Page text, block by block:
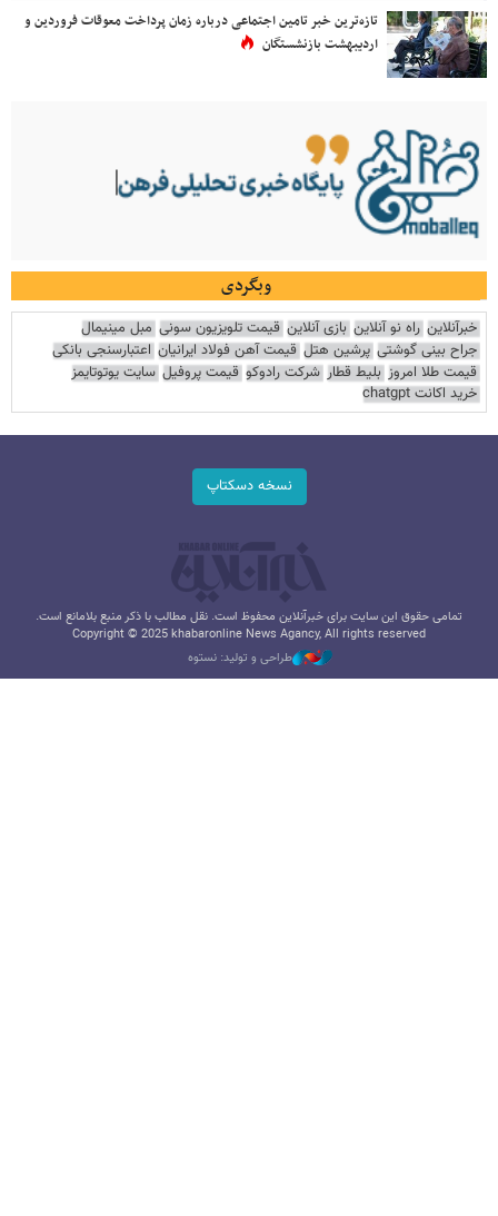
تازه‌ترین خبر تامین اجتماعی درباره زمان پرداخت معوقات فروردین و
اردیبهشت بازنشستگان
وبگردی
خبرآنلاین راه نو آنلاین بازی آنلاین قیمت تلویزیون سونی مبل مینیمال
جراح بینی گوشتی پرشین هتل قیمت آهن فولاد ایرانیان اعتبارسنجی بانکی
قیمت طلا امروز بلیط قطار شرکت رادوکو قیمت پروفیل سایت یوتوتایمز
خرید اکانت chatgpt
نسخه دسکتاپ
تمامی حقوق این سایت برای خبرآنلاین محفوظ است. نقل مطالب با ذکر منبع بلامانع است.
Copyright © 2025 khabaronline News Agancy, All rights reserved
طراحی و تولید: نستوه